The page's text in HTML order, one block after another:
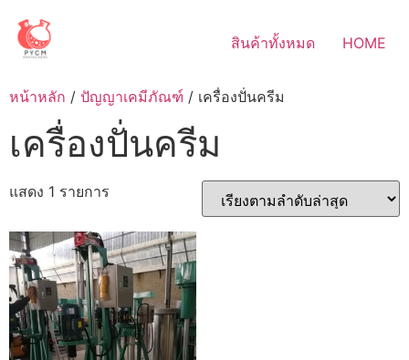
content
สินค้าทั้งหมด HOME
หน้าหลัก / ปัญญาเคมีภัณฑ์ / เครื่องปั่นครีม
เครื่องปั่นครีม
แสดง 1 รายการ